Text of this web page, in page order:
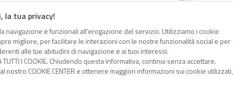
la tua privacy!
navigazione e funzionali all’erogazione del servizio. Utilizziamo i cookie
migliore, per facilitare le interazioni con le nostre funzionalità social e per
alle tue abitudini di navigazione e ai tuoi interessi.
I COOKIE. Chiudendo questa informativa, continui senza accettare.
COOKIE CENTER e ottenere maggiori informazioni sui cookie utilizzati,
negli appunti.